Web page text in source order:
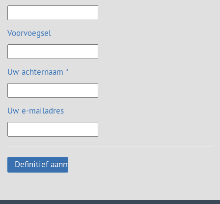
Voorvoegsel
Uw achternaam *
Uw e-mailadres